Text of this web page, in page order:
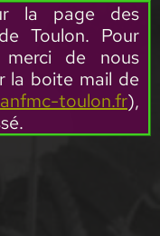
la page des
Toulon. Pour
merci de nous
la boite mail de
toulon.fr),